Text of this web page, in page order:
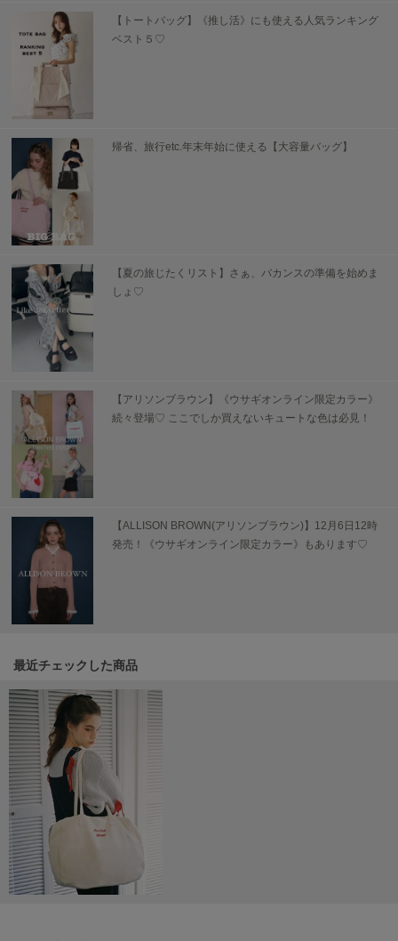
TODAYFUL
トゥデイフル
TSURU by Mariko Oikawa
ツルバイマリコオイカワ
UGG
アグ
UNDERSON UNDERSON
アンダーソン アンダーソン
un/neu
アンノイ
URBAN RESEARCH ROSSO
アーバンリサーチ ロッソ
USAGI Books
USAGI Gallery
ウサギギャラリー
USAGI Gift
ウサギギフト
USAGI Item
ウサギアイテム
USAGI Vintage
ウサギヴィンテージ
ヴェジャ
【トートバッグ】《推し活》にも使える人気ランキング
ベスト５♡
帰省、旅行etc.年末年始に使える【大容量バッグ】
【夏の旅じたくリスト】さぁ、バカンスの準備を始めま
しょ♡
【アリソンブラウン】《ウサギオンライン限定カラー》
続々登場♡ ここでしか買えないキュートな色は必見！
【ALLISON BROWN(アリソンブラウン)】12月6日12時
発売！《ウサギオンライン限定カラー》もあります♡
最近チェックした商品